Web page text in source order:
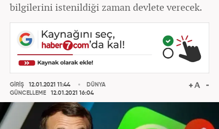
bilgilerini istenildiği zaman devlete verecek.
GİRİŞ
12.01.2021 11:44
GÜNCELLEME
12.01.2021 16:04
DÜNYA